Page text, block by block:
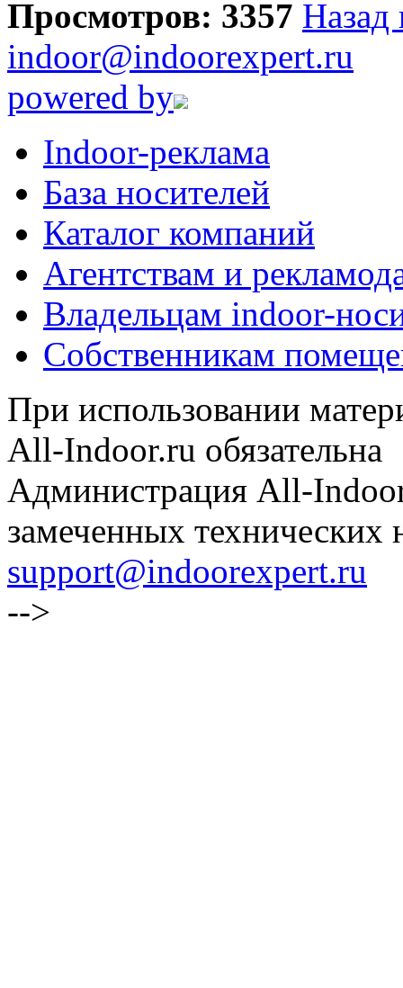
Просмотров: 3357 Назад
indoor@indoorexpert.ru
powered by
Indoor-реклама
База носителей
Каталог компаний
Агентствам и
Владельцам indoor-
Собственникам
При использовании
All-Indoor.ru обязательна
Администрация All-
замеченных технических
support@indoorexpert.ru
-->